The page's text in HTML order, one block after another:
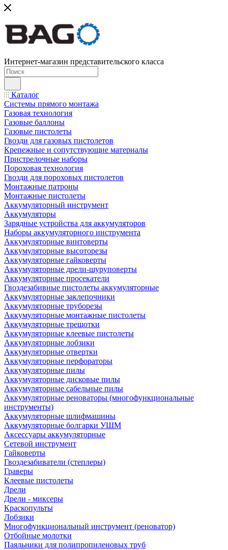
Интернет-магазин представительского класса
Каталог
Системы прямого монтажа
Газовая технология
Газовые баллоны
Газовые пистолеты
Гвозди для газовых пистолетов
Крепежные и сопутствующие материалы
Пристрелочные наборы
Пороховая технология
Гвозди для пороховых пистолетов
Монтажные патроны
Монтажные пистолеты
Аккумуляторный инструмент
Аккумуляторы
Зарядные устройства для аккумуляторов
Наборы аккумуляторного инструмента
Аккумуляторные винтоверты
Аккумуляторные высоторезы
Аккумуляторные гайковерты
Аккумуляторные дрели-шуруповерты
Аккумуляторные просекатели
Гвоздезабивные пистолеты аккумуляторные
Аккумуляторные заклепочники
Аккумуляторные труборезы
Аккумуляторные монтажные пистолеты
Аккумуляторные трещотки
Аккумуляторные клеевые пистолеты
Аккумуляторные лобзики
Аккумуляторные отвертки
Аккумуляторные перфораторы
Аккумуляторные пилы
Аккумуляторные дисковые пилы
Аккумуляторные сабельные пилы
Аккумуляторные реноваторы (многофункциональные
инструменты)
Аккумуляторные шлифмашины
Аккумуляторные болгарки УШМ
Аксессуары аккумуляторные
Сетевой инструмент
Гайковерты
Гвоздезабиватели (степлеры)
Граверы
Клеевые пистолеты
Дрели
Дрели - миксеры
Краскопульты
Лобзики
Многофункциональный инструмент (реноватор)
Отбойные молотки
Паяльники для полипропиленовых труб